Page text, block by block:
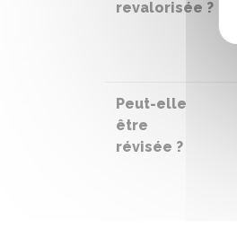
revalorisée ?
Peut-elle
être
révisée ?